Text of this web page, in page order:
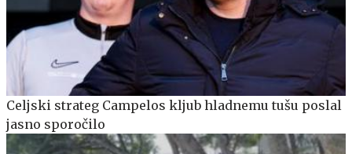
Celjski strateg Campelos kljub hladnemu tušu poslal
jasno sporočilo